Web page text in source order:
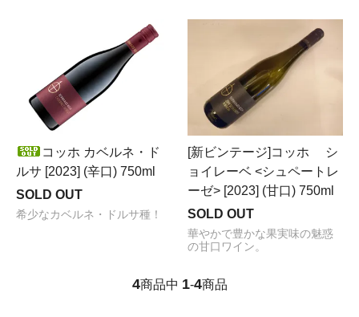
コッホ カベルネ・ド
ルサ [2023] (辛口) 750ml
SOLD OUT
希少なカベルネ・ドルサ種！
[新ビンテージ]コッホ シ
ョイレーベ <シュペートレ
ーゼ> [2023] (甘口) 750ml
SOLD OUT
華やかで豊かな果実味の魅惑
の甘口ワイン。
4商品中 1-4商品